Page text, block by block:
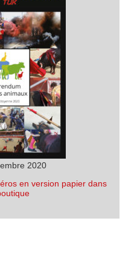
2020
en version papier dans